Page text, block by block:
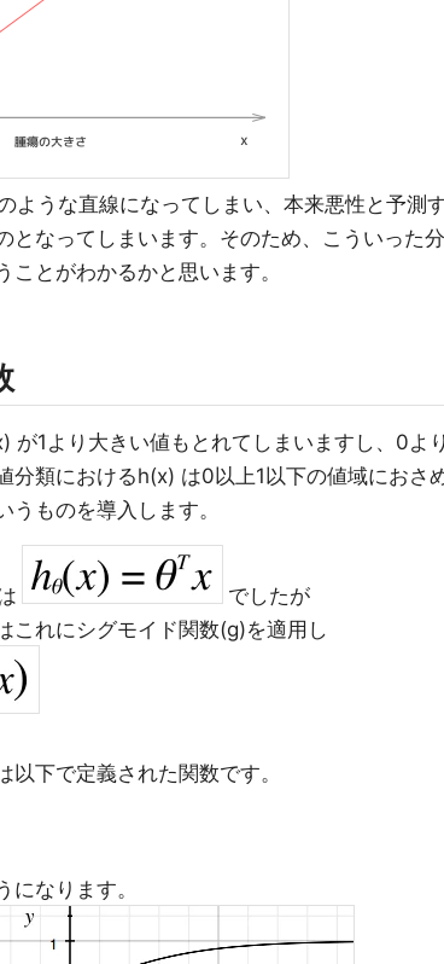
ような直線になってしまい、本来悪性と予測
となってしまいます。そのため、こういった
ことがわかるかと思います。
が1より大きい値もとれてしまいますし、0よ
分類におけるh(x) は0以上1以下の値域におさ
ものを導入します。
でしたが
これにシグモイド関数(g)を適用し
以下で定義された関数です。
になります。